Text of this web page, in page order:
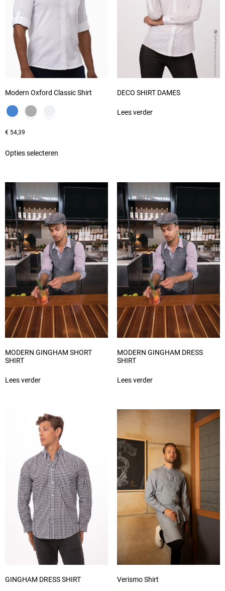
Modern Oxford Classic Shirt
€ 54,39
Opties selecteren
DECO SHIRT DAMES
Lees verder
MODERN GINGHAM SHORT
SHIRT
Lees verder
MODERN GINGHAM DRESS
SHIRT
Lees verder
GINGHAM DRESS SHIRT Verismo Shirt